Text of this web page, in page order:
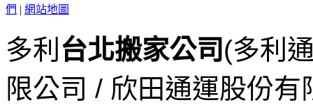
們 | 網站地圖
多利 台北搬家公司 (多利
限公司 / 欣田通運股份